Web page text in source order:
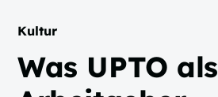
Kultur
Was UPTO als